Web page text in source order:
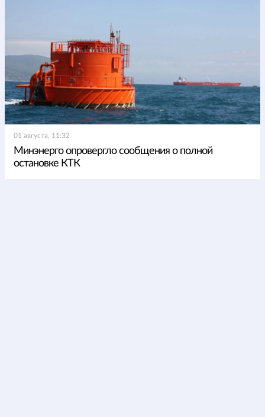
01 августа, 11:32
Минэнерго опровергло сообщения о полной
остановке КТК